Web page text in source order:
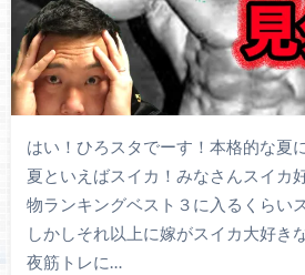
はい！ひろスタでーす！本格的な夏
夏といえばスイカ！みなさんスイカ
物ランキングベスト３に入るくらい
しかしそれ以上に嫁がスイカ大好き
夜筋トレに…